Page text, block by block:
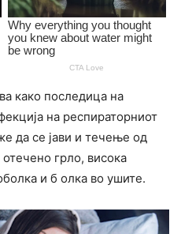
како последица на
на респираторниот
да се јави и течење од
грло, висока
и б олка во ушите.